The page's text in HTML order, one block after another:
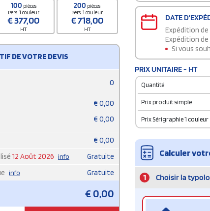
100 pièces
Pers. 1 couleur
€377,00
HT
200 pièces
Pers. 1 couleur
€718,00
HT
DE VOTRE DEVIS
0
€ 0,00
€ 0,00
€ 0,00
12 Août 2026 info
Gratuite
info Gratuite
€0,00
DATE
Expédition
Expédition
Si vous
PRIX UNITAIRE - HT
Quantité
Prix produit simple
Prix Sérigraphie 1 couleur
Calculer
1 Choisir la